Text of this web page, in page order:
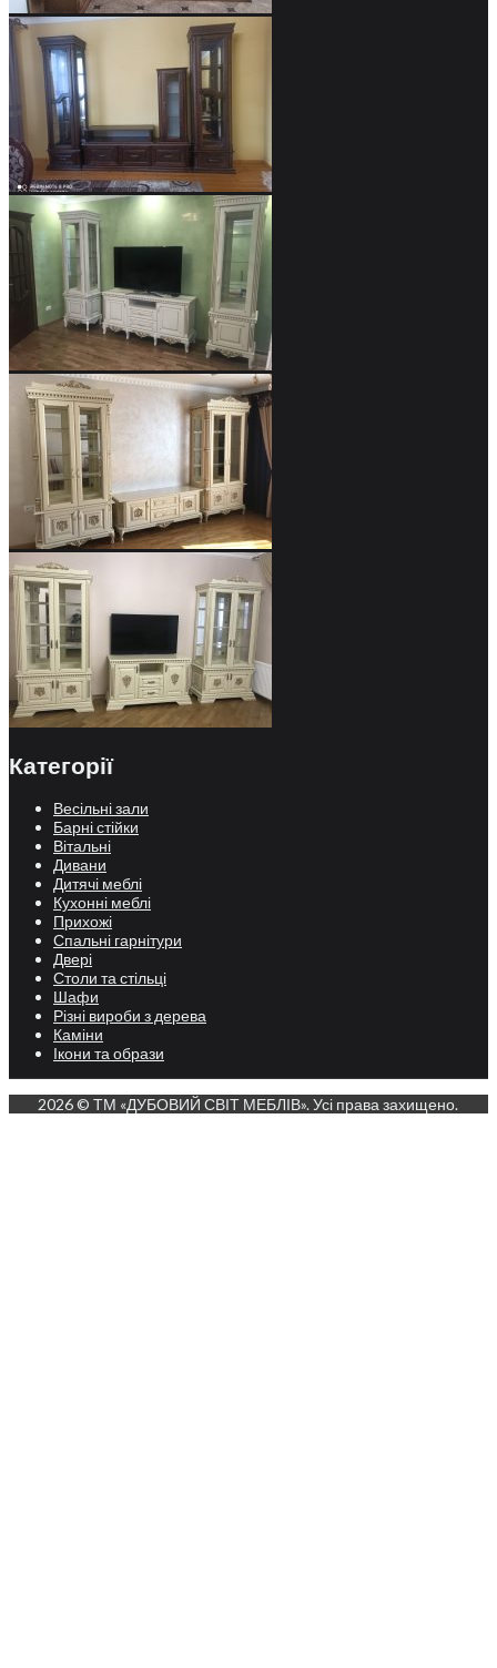
Категорії
Весільні зали
Барні стійки
Вітальні
Дивани
Дитячі меблі
Кухонні меблі
Прихожі
Спальні гарнітури
Двері
Столи та стільці
Шафи
Різні вироби з дерева
Каміни
Ікони та образи
2026 © ТМ «ДУБОВИЙ СВІТ МЕБЛІВ». Усі права захищено.